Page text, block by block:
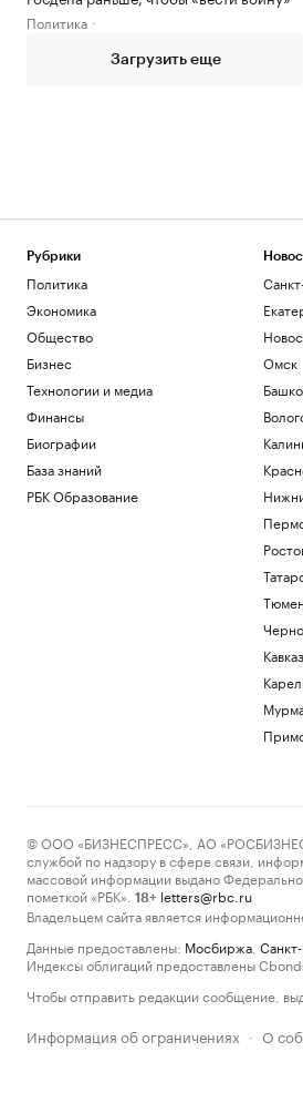
Политика
Загрузить еще
Рубрики
Политика
Экономика
Общество
Бизнес
Технологии и медиа
Финансы
Биографии
База знаний
РБК Образование
Омск
Кавказ
© ООО «БИЗНЕСПРЕСС», АО
службой по надзору в сфере связи,
массовой информации выдано
пометкой «РБК».
18+ letters@rbc.ru
Владельцем сайта является
Данные предоставлены: Мосбиржа
Индексы облигаций предоставлены
Чтобы отправить редакции сообщение,
Информация об ограничениях · О